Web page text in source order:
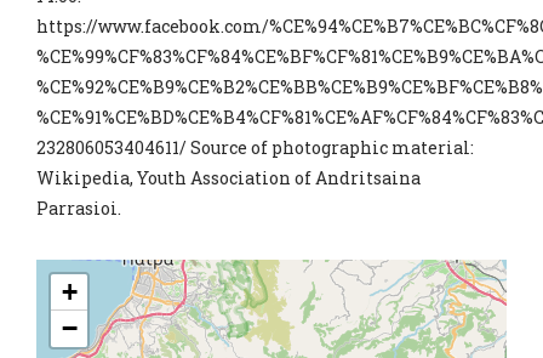
https://www.facebook.com/
232806053404611/ Source of photographic material:
Wikipedia, Youth Association of Andritsaina
Parrasioi.
+
−